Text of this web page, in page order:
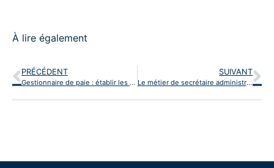
À lire également
PRÉCÉDENT
Gestionnaire de paie : établir les bulletins de salaire et gérer le social
SUIVANT
Le métier de secrétaire administratif : polyvalence et organisation